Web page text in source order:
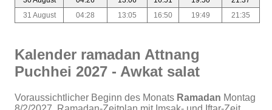
31 August
04:28 13:05 16:50 19:49 21:35
Kalender ramadan Attnang
Puchhei 2027 - Awkat salat
Voraussichtlicher Beginn des Monats Ramadan Montag